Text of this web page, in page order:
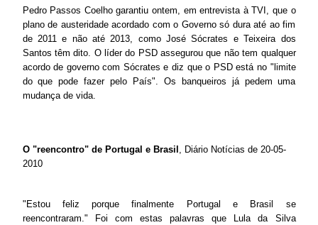
Pedro Passos Coelho garantiu ontem, em entrevista à TVI, que o
plano de austeridade acordado com o Governo só dura até ao fim
de 2011 e não até 2013, como José Sócrates e Teixeira dos
Santos têm dito. O líder do PSD assegurou que não tem qualquer
acordo de governo com Sócrates e diz que o PSD está no "limite
do que pode fazer pelo País". Os banqueiros já pedem uma
mudança de vida.
O "reencontro" de Portugal e Brasil , Diário Notícias de 20-05-
2010
"Estou feliz porque finalmente Portugal e Brasil se
reencontraram." Foi com estas palavras que Lula da Silva